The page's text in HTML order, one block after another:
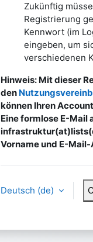
Zukünftig
Registrierung
Kennwort (im
eingeben, um
verschiedenen
Hinweis: Mit dieser
den
können Ihren
Eine formlose E-Mail
Vorname und E-
Deutsch ‎(de)‎